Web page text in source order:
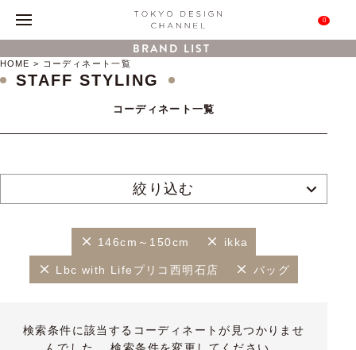
0
BRAND LIST
HOME コーディネート一覧
STAFF STYLING
コーディネート一覧
絞り込む
146cm～150cm ikka
Lbc with Lifeプリコ西明石店 バッグ
検索条件に該当するコーディネートが見つかりませ